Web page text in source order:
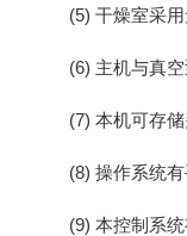
(5) 干燥室采用
(6) 主机与真空
(7) 本机可存储
(8) 操作系统有
(9) 本控制系统有